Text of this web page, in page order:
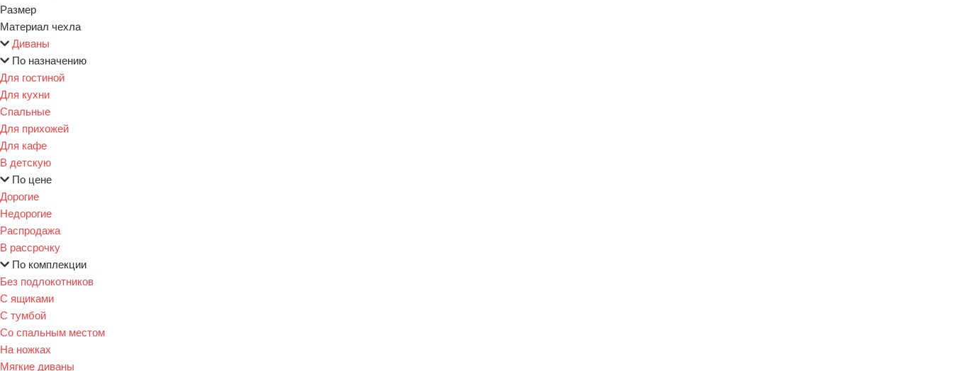
Размер
Материал чехла
Диваны
По назначению
Для гостиной
Для кухни
Спальные
Для прихожей
Для кафе
В детскую
По цене
Дорогие
Недорогие
Распродажа
В рассрочку
По комплекции
Без подлокотников
С ящиками
С тумбой
Со спальным местом
На ножках
Мягкие диваны